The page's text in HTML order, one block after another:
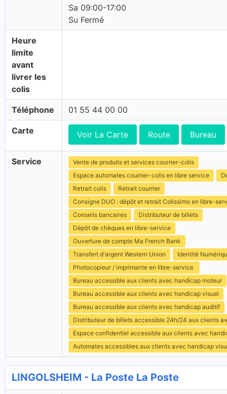
Sa 09:00-17:00
Su Fermé
Heure
limite
avant
livrer les
colis
Téléphone 01 55 44 00 00
Carte Voir La Carte Route Bureau
Service
Vente de produits et services courrier-colis
Espace automates courrier-colis en libre service
Retrait colis
Retrait courrier
Consigne DUO : dépôt et retrait Colissimo en libre-
Conseils bancaires
Distributeur de billets
Dépôt de chèques en libre-service
Ouverture de compte Ma French Bank
Transfert d'argent Western Union
Identité
Photocopieur / imprimante en libre-service
Bureau accessible aux clients avec handicap moteur
Bureau accessible aux clients avec handicap visuel
Bureau accessible aux clients avec handicap auditif
Distributeur de billets accessible 24h/24 aux clients
Espace confidentiel accessible aux clients avec
Automates accessibles aux clients avec handicap
LINGOLSHEIM - La Poste La Poste